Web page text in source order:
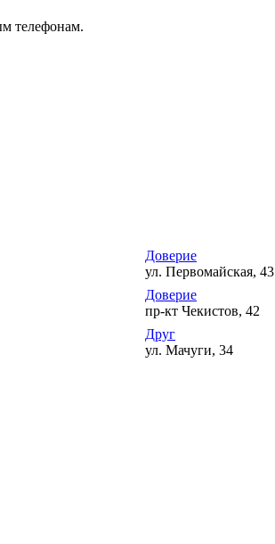
телефонам.
Доверие
ул. Первомайская, 43
Доверие
пр-кт Чекистов, 42
Друг
ул. Мачуги, 34